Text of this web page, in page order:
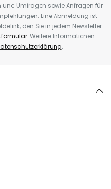
Umfragen sowie Anfragen für
Eine Abmeldung ist
den Sie in jedem Newsletter
. Weitere Informationen
.